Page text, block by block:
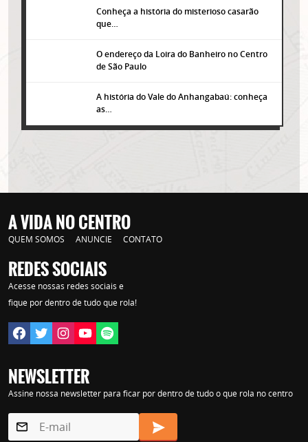
Conheça a história do misterioso casarão
que…
O endereço da Loira do Banheiro no Centro
de São Paulo
A história do Vale do Anhangabaú: conheça
as…
A VIDA NO CENTRO
QUEM SOMOS ANUNCIE CONTATO
REDES SOCIAIS
Acesse nossas redes sociais e
fique por dentro de tudo que rola!
NEWSLETTER
Assine nossa newsletter para ficar por dentro de tudo o que rola no centro